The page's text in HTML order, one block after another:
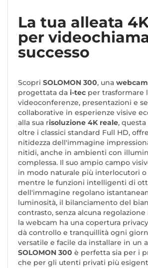
La tua alleata
per
successo
Scopri SOLOMON 300, una
progettata da i-tec per trasformare
videoconferenze, presentazioni e
collaborative in esperienze visive
alla sua risoluzione 4K reale,
oltre i classici standard Full HD,
nitidezza dell'immagine
nitidi, anche in ambienti con
complessa. Il suo ampio campo
in modo naturale più interlocutori o
mentre le funzioni intelligenti di
dell'immagine regolano
luminosità, il bilanciamento del
contrasto, senza alcuna
la webcam ha una copertura
dà controllo e tranquillità ogni
versatile e facile da installare in un
SOLOMON 300 è perfetta sia per i
che per gli utenti privati più